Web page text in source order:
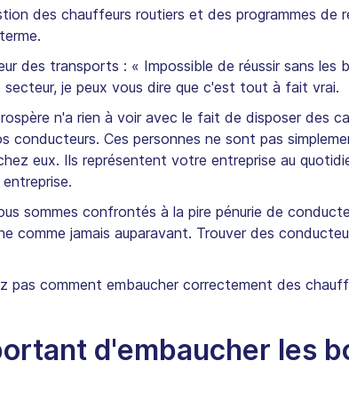
des chauffeurs routiers et des programmes
des transports : « Impossible de réussir sans les
secteur, je peux vous dire que c'est tout à fait vrai.
n'a rien à voir avec le fait de disposer des
conducteurs. Ces personnes ne sont pas
eux. Ils représentent votre entreprise au
sommes confrontés à la pire pénurie de
comme jamais auparavant. Trouver des
pas comment embaucher correctement des
d'embaucher les